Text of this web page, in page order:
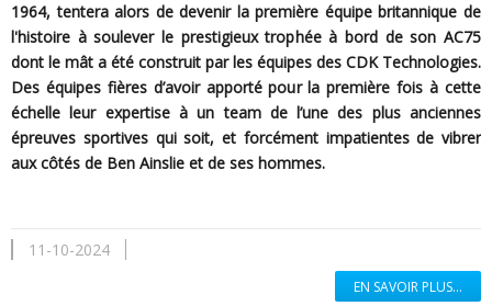
1964, tentera alors de devenir la première équipe britannique de
l'histoire à soulever le prestigieux trophée à bord de son AC75
dont le mât a été construit par les équipes des CDK Technologies.
Des équipes fières d’avoir apporté pour la première fois à cette
échelle leur expertise à un team de l’une des plus anciennes
épreuves sportives qui soit, et forcément impatientes de vibrer
aux côtés de Ben Ainslie et de ses hommes.
11-10-2024
EN SAVOIR PLUS...